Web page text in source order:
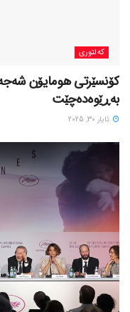
کەلتوری
کۆنسێرتی هومایۆن
بەڕێوەدەچێت
ئایار 30, 2025